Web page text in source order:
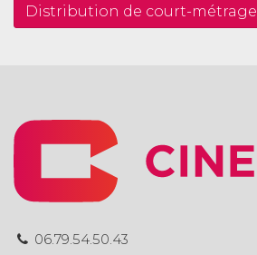
Distribution de court-métrage
06.79.54.50.43